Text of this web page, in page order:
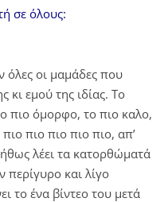
σε όλους:
όλες οι μαμάδες που
εμού της ιδίας. Το
πιο όμορφο, το πιο καλο,
πιο πιο πιο πιο, απ’
λέει τα κατορθώματά
περίγυρο και λίγο
το ένα βίντεο του μετά